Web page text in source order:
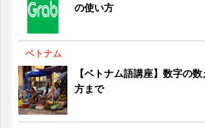
の使い方
ベトナム
【ベトナム語講座】数字の
方まで